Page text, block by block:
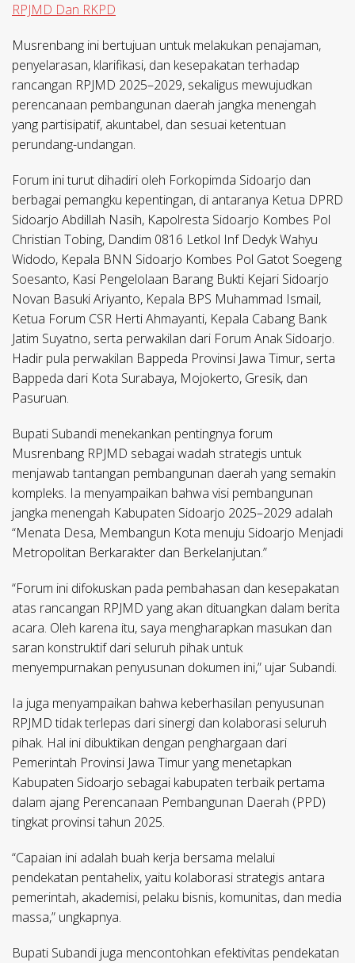
RPJMD Dan RKPD
Musrenbang ini bertujuan untuk melakukan penajaman,
penyelarasan, klarifikasi, dan kesepakatan terhadap
rancangan RPJMD 2025–2029, sekaligus mewujudkan
perencanaan pembangunan daerah jangka menengah
yang partisipatif, akuntabel, dan sesuai ketentuan
perundang-undangan.
Forum ini turut dihadiri oleh Forkopimda Sidoarjo dan
berbagai pemangku kepentingan, di antaranya Ketua DPRD
Sidoarjo Abdillah Nasih, Kapolresta Sidoarjo Kombes Pol
Christian Tobing, Dandim 0816 Letkol Inf Dedyk Wahyu
Widodo, Kepala BNN Sidoarjo Kombes Pol Gatot Soegeng
Soesanto, Kasi Pengelolaan Barang Bukti Kejari Sidoarjo
Novan Basuki Ariyanto, Kepala BPS Muhammad Ismail,
Ketua Forum CSR Herti Ahmayanti, Kepala Cabang Bank
Jatim Suyatno, serta perwakilan dari Forum Anak Sidoarjo.
Hadir pula perwakilan Bappeda Provinsi Jawa Timur, serta
Bappeda dari Kota Surabaya, Mojokerto, Gresik, dan
Pasuruan.
Bupati Subandi menekankan pentingnya forum
Musrenbang RPJMD sebagai wadah strategis untuk
menjawab tantangan pembangunan daerah yang semakin
kompleks. Ia menyampaikan bahwa visi pembangunan
jangka menengah Kabupaten Sidoarjo 2025–2029 adalah
“Menata Desa, Membangun Kota menuju Sidoarjo Menjadi
Metropolitan Berkarakter dan Berkelanjutan.”
“Forum ini difokuskan pada pembahasan dan kesepakatan
atas rancangan RPJMD yang akan dituangkan dalam berita
acara. Oleh karena itu, saya mengharapkan masukan dan
saran konstruktif dari seluruh pihak untuk
menyempurnakan penyusunan dokumen ini,” ujar Subandi.
Ia juga menyampaikan bahwa keberhasilan penyusunan
RPJMD tidak terlepas dari sinergi dan kolaborasi seluruh
pihak. Hal ini dibuktikan dengan penghargaan dari
Pemerintah Provinsi Jawa Timur yang menetapkan
Kabupaten Sidoarjo sebagai kabupaten terbaik pertama
dalam ajang Perencanaan Pembangunan Daerah (PPD)
tingkat provinsi tahun 2025.
“Capaian ini adalah buah kerja bersama melalui
pendekatan pentahelix, yaitu kolaborasi strategis antara
pemerintah, akademisi, pelaku bisnis, komunitas, dan media
massa,” ungkapnya.
Bupati Subandi juga mencontohkan efektivitas pendekatan